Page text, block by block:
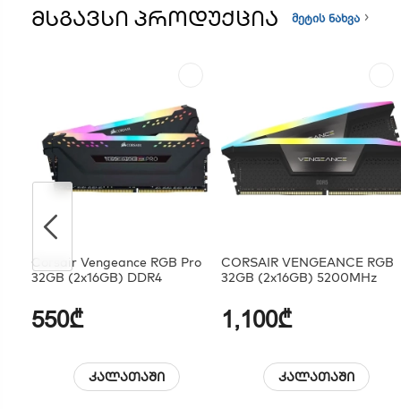
ᲛᲡᲒᲐᲕᲡᲘ ᲞᲠᲝᲓᲣᲥᲪᲘᲐ მეტის ნახვა
Corsair Vengeance RGB Pro
32GB (2x16GB) DDR4
550₾
კალათაში
CORSAIR VENGEANCE RGB
32GB (2x16GB) 5200MHz
1,100₾
კალათაში